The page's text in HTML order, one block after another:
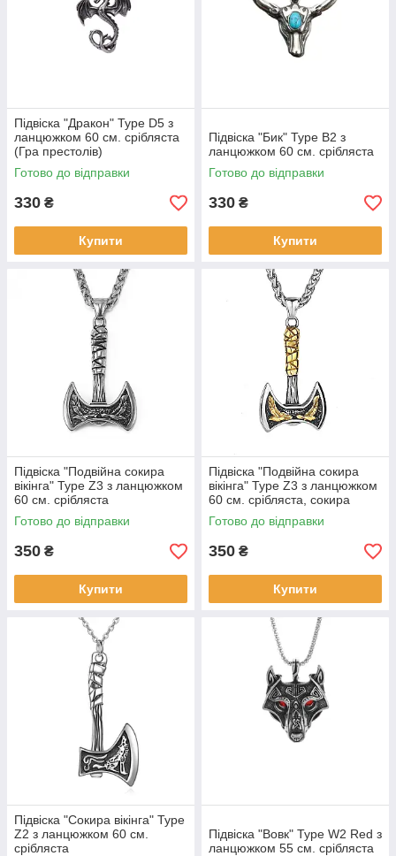
Підвіска "Дракон" Type D5 з
ланцюжком 60 см. срібляста
(Гра престолів)
Готово до відправки
330 ₴
Купити
Підвіска "Бик" Type B2 з
ланцюжком 60 см. срібляста
Готово до відправки
330 ₴
Купити
Підвіска "Подвійна сокира
вікінга" Type Z3 з ланцюжком
60 см. срібляста
Готово до відправки
350 ₴
Купити
Підвіска "Подвійна сокира
вікінга" Type Z3 з ланцюжком
60 см. срібляста, сокира
золотиста
Готово до відправки
350 ₴
Купити
Підвіска "Сокира вікінга" Type
Z2 з ланцюжком 60 см.
срібляста
Підвіска "Вовк" Type W2 Red з
ланцюжком 55 см. срібляста